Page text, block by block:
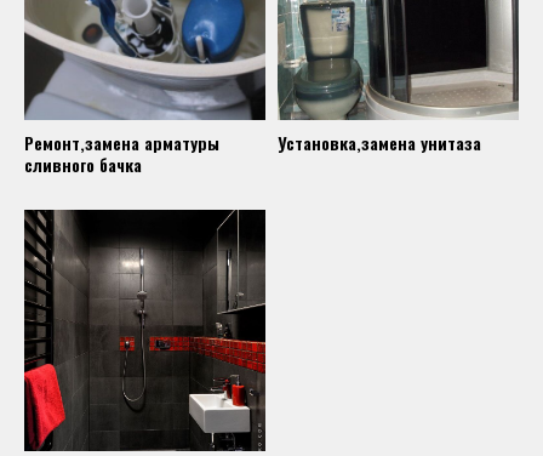
Ремонт,замена арматуры
сливного бачка
Установка,замена унитаза